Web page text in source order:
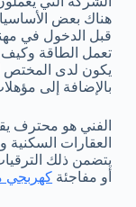
هناك بعض
قبل الدخول في
تعمل الطاقة وكيف
يكون لدى المختص
بالإضافة إلى
الفني هو محترف
العقارات السكنية
يتضمن ذلك
أو مفاجئة كهربجي